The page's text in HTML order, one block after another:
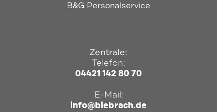
B&G Personalservice
Zentrale:
Telefon:
04421 142 80 70
E-Mail:
info@biebrach.de